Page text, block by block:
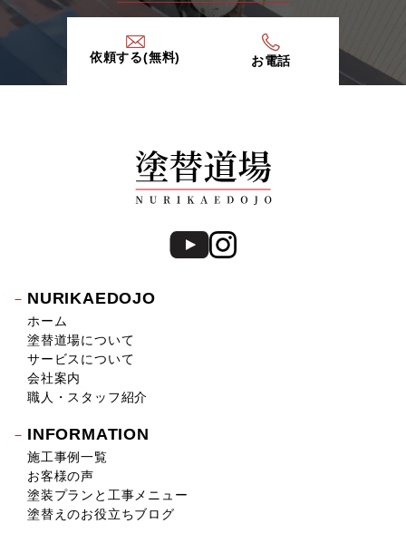
依頼する(無料) お電話
NURIKAEDOJO
ホーム
塗替道場について
サービスについて
会社案内
職人・スタッフ紹介
INFORMATION
施工事例一覧
お客様の声
塗装プランと工事メニュー
塗替えのお役立ちブログ